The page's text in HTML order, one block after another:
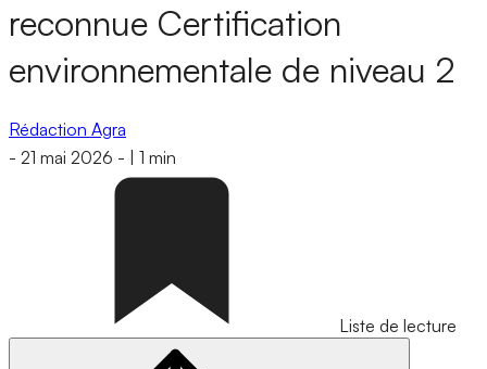
reconnue Certification
environnementale de niveau 2
Rédaction Agra
- 21 mai 2026 - 1 min
Liste de lecture